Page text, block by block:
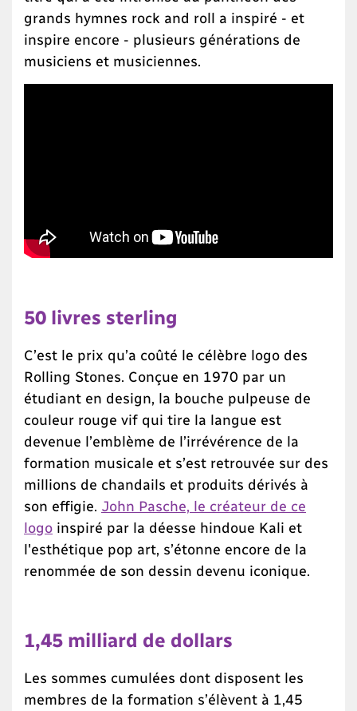
grands hymnes rock and roll a inspiré - et
inspire encore - plusieurs générations de
musiciens et musiciennes.
50 livres sterling
C’est le prix qu’a coûté le célèbre logo des
Rolling Stones. Conçue en 1970 par un
étudiant en design, la bouche pulpeuse de
couleur rouge vif qui tire la langue est
devenue l’emblème de l’irrévérence de la
formation musicale et s’est retrouvée sur des
millions de chandails et produits dérivés à
son effigie. John Pasche, le créateur de ce
logo inspiré par la déesse hindoue Kali et
l'esthétique pop art, s’étonne encore de la
renommée de son dessin devenu iconique.
1,45 milliard de dollars
Les sommes cumulées dont disposent les
membres de la formation s’élèvent à 1,45